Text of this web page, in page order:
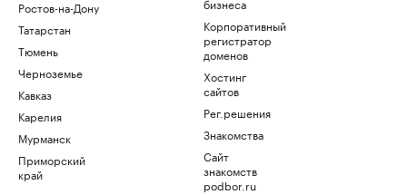
Ростов-на-Дону
Татарстан
Тюмень
Черноземье
Кавказ
Карелия
Мурманск
Приморский
край
бизнеса
Корпоративный
регистратор
доменов
Хостинг
сайтов
Рег.решения
Знакомства
Сайт
знакомств
podbor.ru